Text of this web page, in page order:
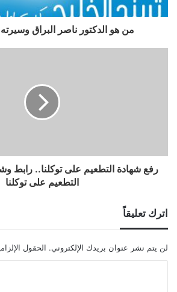
من هو الدكتور ناصر البراق وسيرته
رفع شهادة التطعيم على توكلنا.. رابط
التطعيم على توكلنا
اترك تعليقاً
لن يتم نشر عنوان بريدك الإلكتروني. الحقول